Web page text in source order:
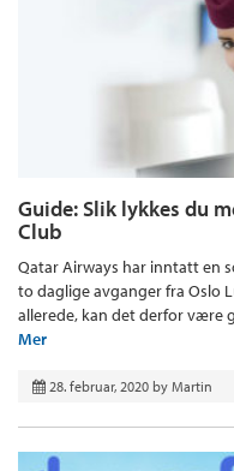
Guide: Slik lykkes du
Club
Qatar Airways har inntatt en
to daglige avganger fra Oslo
allerede, kan det derfor være
Mer
28. februar, 2020 by Martin